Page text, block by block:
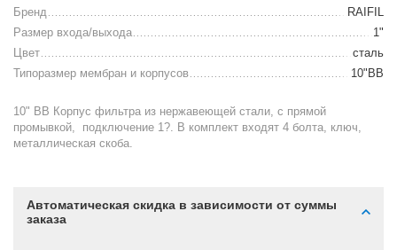
Бренд
RAIFIL
Размер входа/выхода
1"
Цвет
сталь
Типоразмер мембран и корпусов
10"BB
10" BB Корпус фильтра из нержавеющей стали, с прямой
промывкой, подключение 1?. В комплект входят 4 болта, ключ,
металлическая скоба.
Автоматическая скидка в зависимости от суммы
заказа